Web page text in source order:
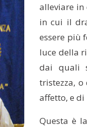
alleviare
in cui il
essere più
luce della
dai quali
tristezza,
affetto, e
Questa è